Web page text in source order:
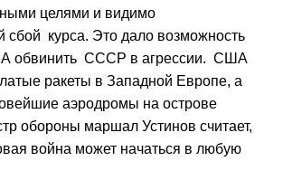
целями и видимо
сбой курса. Это дало возможность
обвинить СССР в агрессии. США
ракеты в Западной Европе, а
аэродромы на острове
обороны маршал Устинов считает,
война может начаться в любую